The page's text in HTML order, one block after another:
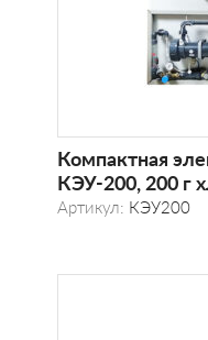
Компактная
КЭУ-200, 200 г
Артикул: КЭУ200